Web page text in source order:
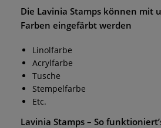
Die Lavinia Stamps können mit
Farben eingefärbt werden
Linolfarbe
Acrylfarbe
Tusche
Stempelfarbe
Etc.
Lavinia Stamps – So